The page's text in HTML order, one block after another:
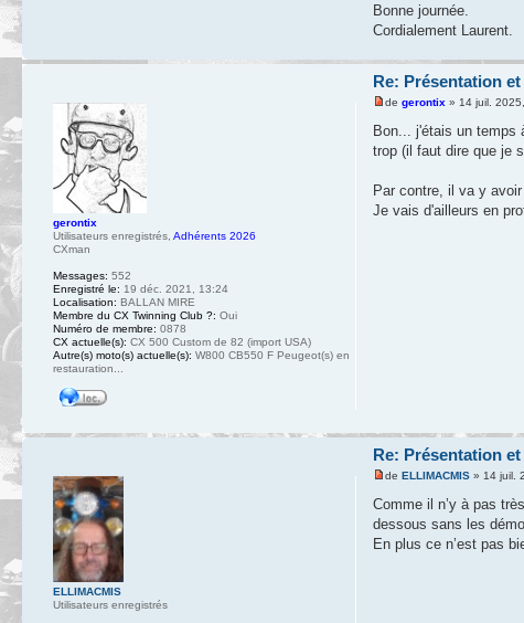
Bonne journée.
Cordialement Laurent.
Re: Présentation
degerontix » 14 juil.
Bon... j'étais un temps
trop (il faut dire que je
Par contre, il va y
Je vais d'ailleurs en
gerontix
Utilisateurs enregistrés Adhérents 2026
CXman
Messages: 552
Enregistré le: 19 déc. 2021, 13:24
Localisation: BALLAN MIRE
Membre du CX Twinning Club ?: Oui
Numéro de membre: 0878
CX actuelle(s): CX 500 Custom de 82 (import USA)
Autre(s) moto(s) actuelle(s): W800 CB550 F Peugeot(s) en
restauration...
Re: Présentation
deELLIMACMIS » 14 juil.
Comme il n’y à pas
dessous sans les
En plus ce n’est pas
ELLIMACMIS
Utilisateurs enregistrés